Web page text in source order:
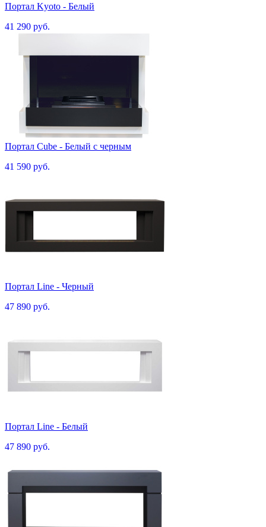
Портал Kyoto - Белый
41 290 руб.
Портал Cube - Белый с черным
41 590 руб.
Портал Line - Черный
47 890 руб.
Портал Line - Белый
47 890 руб.